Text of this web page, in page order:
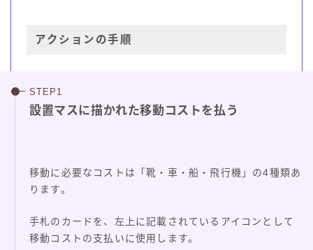
アクションの手順
設置マスに描かれた移動コストを払う
移動に必要なコストは「靴・車・船・飛行機」の4種類あ
ります。
手札のカードを、左上に記載されているアイコンとして
移動コストの支払いに使用します。